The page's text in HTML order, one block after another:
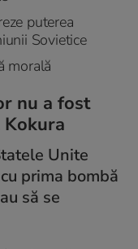
puterea
Sovietice
morală
nu a fost
Unite
prima bombă
să se